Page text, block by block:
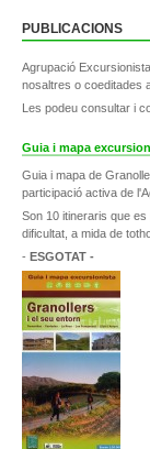
PUBLICACIONS
Agrupació
nosaltres o coeditades
Les podeu consultar i
Guia i mapa
Guia i mapa de
participació activa de
Son 10 itineraris que
dificultat, a mida de
- ESGOTAT -